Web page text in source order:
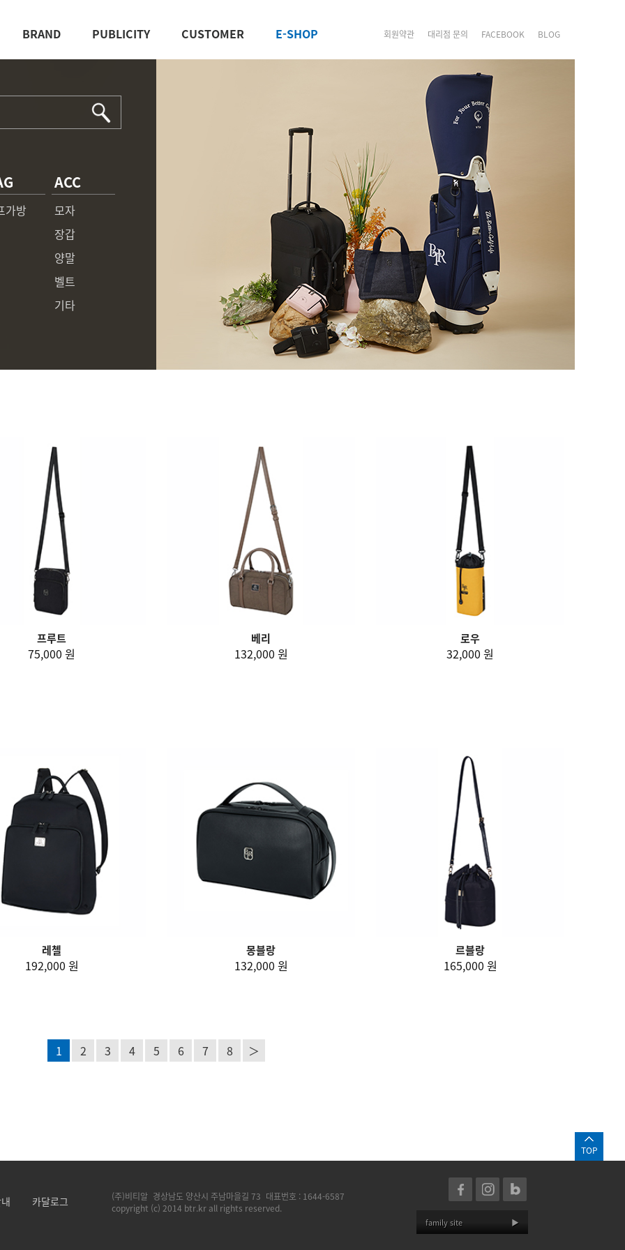
BRAND PUBLICITY CUSTOMER E-SHOP 회원약관 대리점 문의 FACEBOOK BLOG
가방
ACC
모자
장갑
양말
벨트
기타
프루트
75,000 원
베리
132,000 원
로우
32,000 원
레첼
192,000 원
몽블랑
132,000 원
르블랑
165,000 원
1 2 3 4 5 6 7 8 ＞
TOP
카달로그 (주)비티알 경상남도 양산시 주남마을길 73 대표번호 : 1644-6587
copyright (c) 2014 btr.kr all rights reserved.
family site ▶